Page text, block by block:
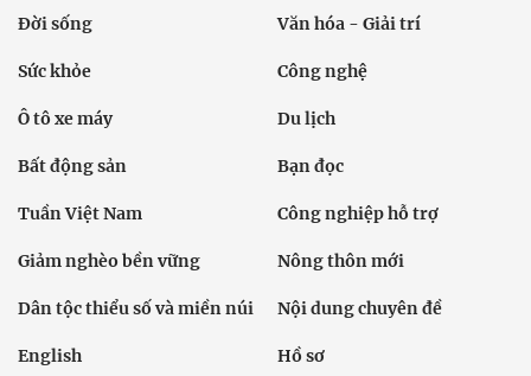
Đời sống Văn hóa - Giải trí
Sức khỏe Công nghệ
Ô tô xe máy Du lịch
Bất động sản Bạn đọc
Tuần Việt Nam Công nghiệp hỗ trợ
Giảm nghèo bền vững Nông thôn mới
Dân tộc thiểu số và miền núi Nội dung chuyên đề
English Hồ sơ